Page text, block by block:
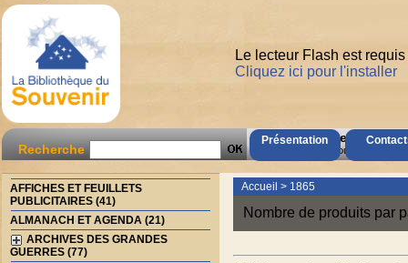
Présentation
Le lecteur Flash est
Cliquez ici pour l'installer
Recherche
AccÃ¨s Client
Mot de passe oubliÃ© ?
AFFICHES ET FEUILLETS
PUBLICITAIRES (41)
ALMANACH ET AGENDA (21)
ARCHIVES DES GRANDES
GUERRES (77)
Accueil > 1865
Nombre de produits par